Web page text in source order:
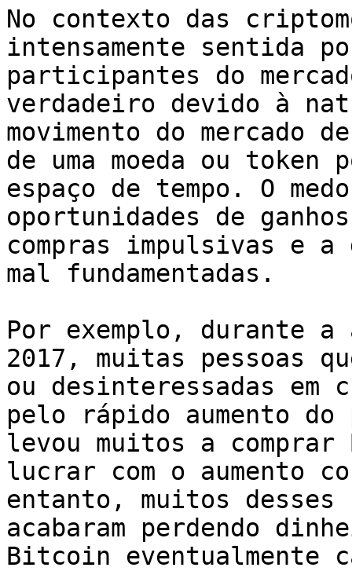
No contexto das
intensamente sentida
participantes do
verdadeiro devido à
movimento do mercado
de uma moeda ou token
espaço de tempo. O
oportunidades de
compras impulsivas e
mal fundamentadas.
Por exemplo, durante a
2017, muitas pessoas
ou desinteressadas em
pelo rápido aumento
levou muitos a
lucrar com o aumento
entanto, muitos desses
acabaram perdendo
Bitcoin eventualmente